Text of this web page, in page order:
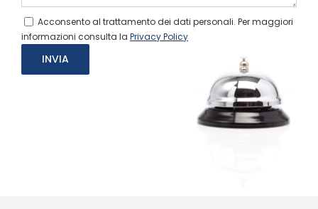
Acconsento al trattamento dei dati personali. Per maggiori
informazioni consulta la Privacy Policy